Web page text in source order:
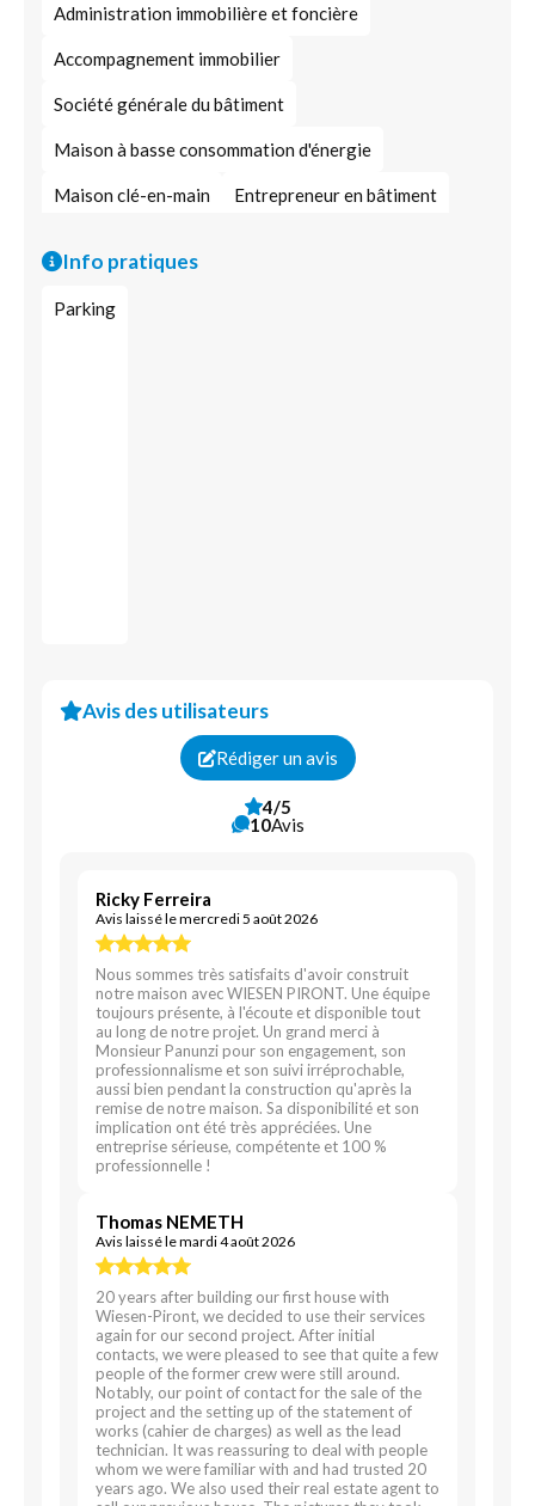
Administration immobilière et foncière
Accompagnement immobilier
Société générale du bâtiment
Maison à basse consommation d'énergie
Maison clé-en-main Entrepreneur en bâtiment
Info pratiques
Parking
Avis des utilisateurs
Rédiger un avis
4/5
10Avis
Ricky Ferreira
Avis laissé le mercredi 5 août 2026
Nous sommes très satisfaits d'avoir construit
notre maison avec WIESEN PIRONT. Une équipe
toujours présente, à l'écoute et disponible tout
au long de notre projet. Un grand merci à
Monsieur Panunzi pour son engagement, son
professionnalisme et son suivi irréprochable,
aussi bien pendant la construction qu'après la
remise de notre maison. Sa disponibilité et son
implication ont été très appréciées. Une
entreprise sérieuse, compétente et 100 %
professionnelle !
Thomas NEMETH
Avis laissé le mardi 4 août 2026
20 years after building our first house with
Wiesen-Piront, we decided to use their services
again for our second project. After initial
contacts, we were pleased to see that quite a few
people of the former crew were still around.
Notably, our point of contact for the sale of the
project and the setting up of the statement of
works (cahier de charges) as well as the lead
technician. It was reassuring to deal with people
whom we were familiar with and had trusted 20
years ago. We also used their real estate agent to